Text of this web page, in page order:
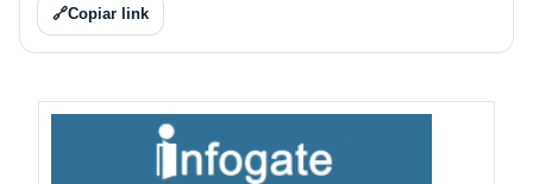
🔗Copiar link